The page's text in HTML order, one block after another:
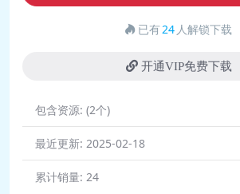
已有24 人解锁下载
开通VIP免费下载
包含资源: (2个)
最近更新: 2025-02-18
累计销量: 24